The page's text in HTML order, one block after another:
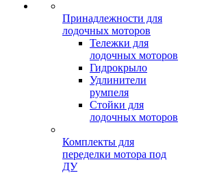
Принадлежности для
лодочных моторов
Тележки для
лодочных моторов
Гидрокрыло
Удлинители
румпеля
Стойки для
лодочных моторов
Комплекты для
переделки мотора под
ДУ